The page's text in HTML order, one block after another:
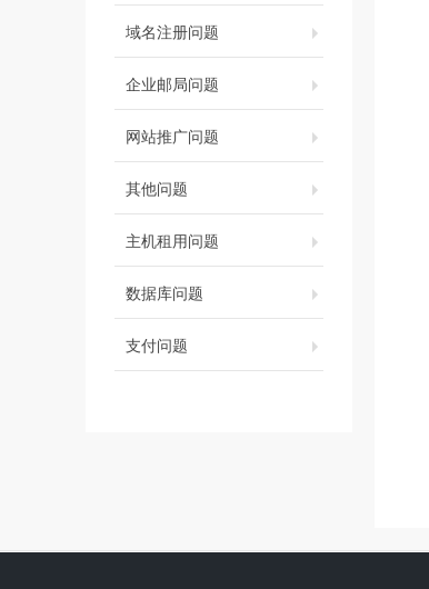
域名注册问题
企业邮局问题
网站推广问题
其他问题
主机租用问题
数据库问题
支付问题